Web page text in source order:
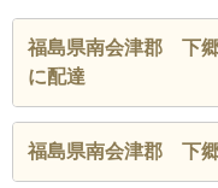
福島県南会津郡 下郷
に配達
福島県南会津郡 下